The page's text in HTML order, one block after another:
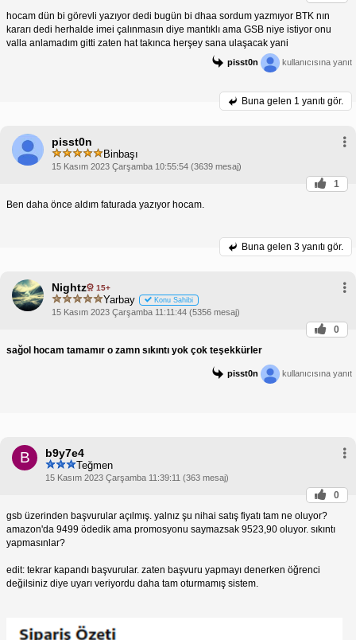
hocam dün bi görevli yazıyor dedi bugün bi dhaa sordum yazmıyor BTK nın
kararı dedi herhalde imei çalınmasın diye mantıklı ama GSB niye istiyor onu
valla anlamadım gitti zaten hat takınca herşey sana ulaşacak yani
pisst0n kullanıcısına yanıt
Buna gelen 1 yanıtı gör.
pisst0n
Binbaşı
15 Kasım 2023 Çarşamba 10:55:54 (3639 mesaj)
1
Ben daha önce aldım faturada yazıyor hocam.
Buna gelen 3 yanıtı gör.
Nightz 15+
Yarbay Konu Sahibi
15 Kasım 2023 Çarşamba 11:11:44 (5356 mesaj)
0
sağol hocam tamamır o zamn sıkıntı yok çok teşekkürler
pisst0n kullanıcısına yanıt
B b9y7e4
Teğmen
15 Kasım 2023 Çarşamba 11:39:11 (363 mesaj)
0
gsb üzerinden başvurular açılmış. yalnız şu nihai satış fiyatı tam ne oluyor?
amazon'da 9499 ödedik ama promosyonu saymazsak 9523,90 oluyor. sıkıntı
yapmasınlar?
edit: tekrar kapandı başvurular. zaten başvuru yapmayı denerken öğrenci
değilsiniz diye uyarı veriyordu daha tam oturmamış sistem.